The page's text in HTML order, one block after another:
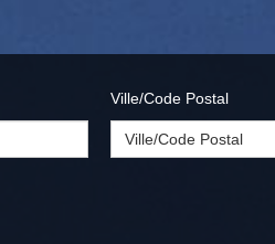
Ville/Code Postal
Ville/Code Postal